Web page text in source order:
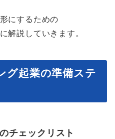
にするための
解説していきます。
グ起業の準備ステ
チェックリスト